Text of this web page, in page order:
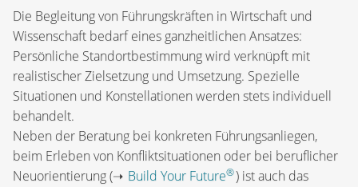
Die Begleitung von Führungskräften in Wirtschaft und
Wissenschaft bedarf eines ganzheitlichen Ansatzes:
Persönliche Standortbestimmung wird verknüpft mit
realistischer Zielsetzung und Umsetzung. Spezielle
Situationen und Konstellationen werden stets individuell
behandelt.
Neben der Beratung bei konkreten Führungsanliegen,
beim Erleben von Konfliktsituationen oder bei beruflicher
Neuorientierung (➝ Build Your Future®) ist auch das